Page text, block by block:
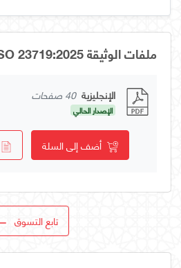
ملفات الوثيقة ISO 23719:2025
الإنجليزية 40 صفحات
الإصدار الحالي
أضف إلى السلة
تابع التسوق